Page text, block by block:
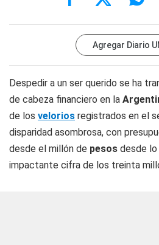
Agregar Diario
Despedir a un ser querido se ha
de cabeza financiero en la
de los velorios registrados en el
disparidad asombrosa, con
desde el millón de pesos desde
impactante cifra de los treinta